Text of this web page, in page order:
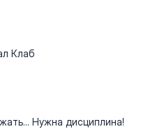
Клаб
Нужна дисциплина!